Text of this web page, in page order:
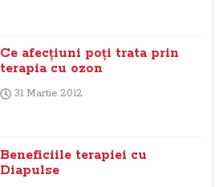
Ce afecţiuni poţi trata prin
terapia cu ozon
31 Martie 2012
Beneficiile terapiei cu
Diapulse